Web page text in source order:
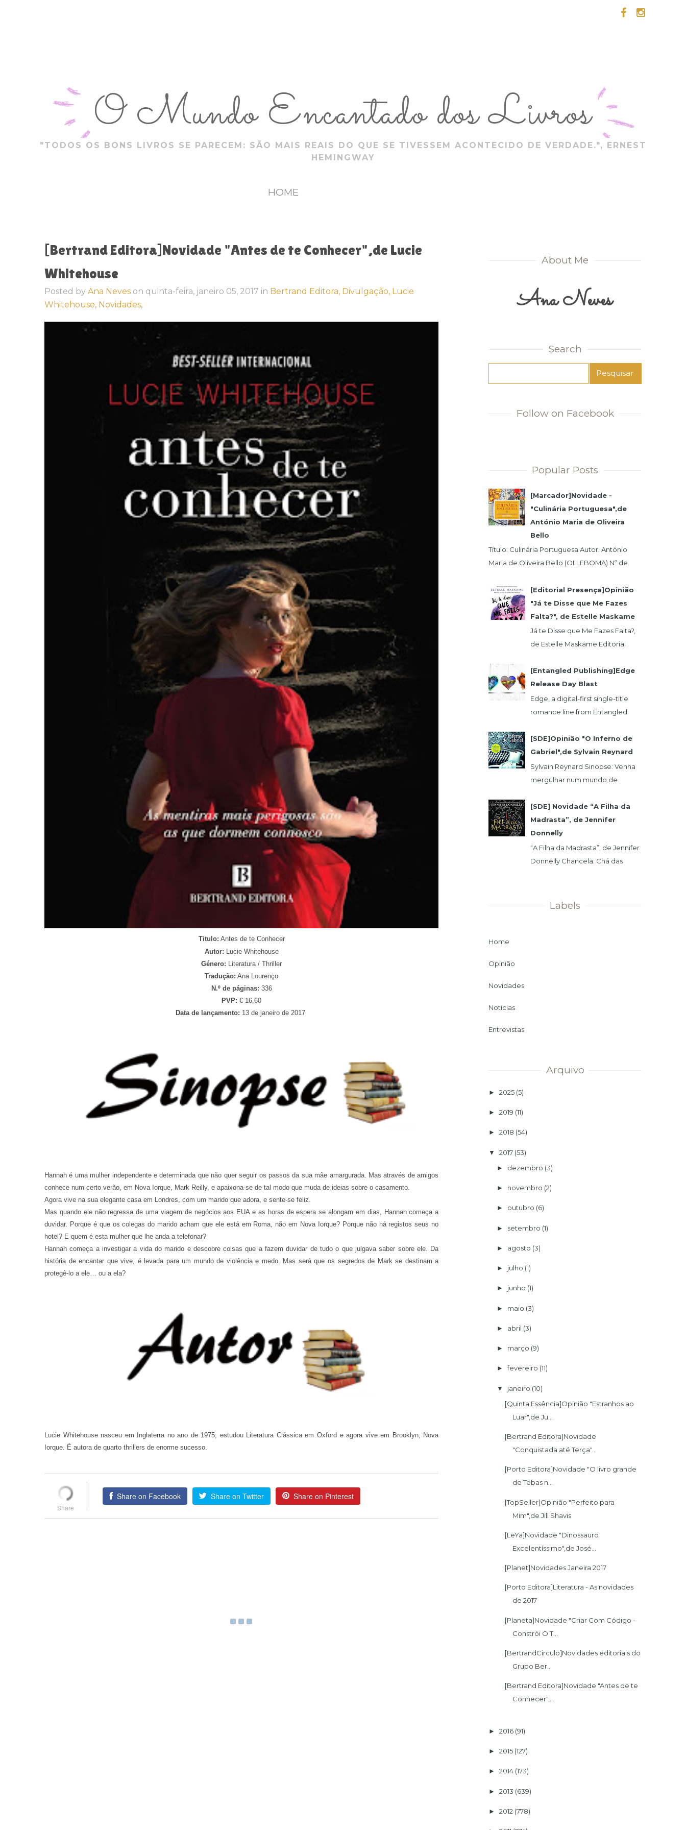
O Mundo Encantado dos Livros
"TODOS OS BONS LIVROS SE PARECEM: SÃO MAIS REAIS DO QUE SE TIVESSEM ACONTECIDO DE VERDADE.", ERNEST
HEMINGWAY
HOME
[Bertrand Editora]Novidade "Antes de te Conhecer",de Lucie
Whitehouse
Posted by Ana Neves on quinta-feira, janeiro 05, 2017 in Bertrand Editora, Divulgação, Lucie
Whitehouse, Novidades,
Titulo: Antes de te Conhecer
Autor:
Lucie Whitehouse
Género: Literatura / Thriller
Tradução: Ana Lourenço
N.º de páginas: 336
PVP: € 16,60
Data de lançamento: 13 de janeiro de 2017
Hannah é uma mulher independente e determinada que não quer seguir os passos da sua mãe amargurada. Mas através de amigos
conhece num certo verão, em Nova Iorque, Mark Reilly, e apaixona-se de tal modo que muda de ideias sobre o casamento.
Agora vive na sua elegante casa em Londres, com um marido que adora, e sente-se feliz.
Mas quando ele não regressa de uma viagem de negócios aos EUA e as horas de espera se alongam em dias, Hannah começa a
duvidar. Porque é que os colegas do marido acham que ele está em Roma, não em Nova Iorque? Porque não há registos seus no
hotel? E quem é esta mulher que lhe anda a telefonar?
Hannah começa a investigar a vida do marido e descobre coisas que a fazem duvidar de tudo o que julgava saber sobre ele. Da
história de encantar que vive, é levada para um mundo de violência e medo. Mas será que os segredos de Mark se destinam a
protegê-lo a ele… ou a ela?
Lucie Whitehouse nasceu em Inglaterra no ano de 1975, estudou Literatura Clássica em Oxford e agora vive em Brooklyn, Nova
Iorque. É autora de quarto thrillers de enorme sucesso.
Share on Facebook Share on Twitter Share on Pinterest
About Me
Ana Neves
Search
Follow on Facebook
Popular Posts
[Marcador]Novidade -
"Culinária Portuguesa",de
António Maria de Oliveira
Bello
Título: Culinária Portuguesa Autor: António
Maria de Oliveira Bello (OLLEBOMA) Nº de
[Editorial Presença]Opinião
"Já te Disse que Me Fazes
Falta?", de Estelle Maskame
Já te Disse que Me Fazes Falta?,
de Estelle Maskame Editorial
Uma última oportunidade para o
amor. P...
[Entangled Publishing]Edge
Release Day Blast
Edge, a digital-first single-title
romance line from Entangled
popular Select imprint but gives
its...
[SDE]Opinião "O Inferno de
Gabriel",de Sylvain Reynard
Sylvain Reynard Sinopse: Venha
mergulhar num mundo de
sem limites....
[SDE] Novidade “A Filha da
Madrasta”, de Jennifer
Donnelly
“A Filha da Madrasta”, de Jennifer
Donnelly Chancela: Chá das
Labels
Home
Opinião
Novidades
Noticias
Entrevistas
Arquivo
► 2025 (5)
► 2019 (11)
► 2018 (54)
▼ 2017 (53)
► dezembro (3)
► novembro (2)
► outubro (6)
► setembro (1)
► agosto (3)
► julho (1)
► junho (1)
► maio (3)
► abril (3)
► março (9)
►fevereiro (11)
▼ janeiro (10)
[Quinta Essência]Opinião "Estranhos ao
Luar",de Ju...
[Bertrand Editora]Novidade
"Conquistada até Terça"...
[Porto Editora]Novidade "O livro grande
de Tebas n...
[TopSeller]Opinião "Perfeito para
Mim",de Jill Shavis
[LeYa]Novidade "Dinossauro
Excelentíssimo",de José...
[Planet]Novidades Janeira 2017
[Porto Editora]Literatura - As novidades
de 2017
[Planeta]Novidade "Criar Com Código -
Constrói O T...
[BertrandCirculo]Novidades editoriais do
Grupo Ber...
[Bertrand Editora]Novidade "Antes de te
Conhecer",...
► 2016 (91)
► 2015 (127)
► 2014 (173)
► 2013 (639)
► 2012 (778)